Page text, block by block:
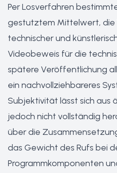
Per Losverfahren
gestutztem Mittelwert, die
technischer und
Videobeweis für die
spätere Veröffentlichung
ein nachvollziehbareres
Subjektivität lässt sich aus
jedoch nicht vollständig
über die
das Gewicht des Rufs bei
Programmkomponenten